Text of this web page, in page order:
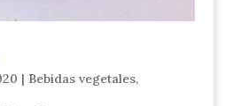
| Bebidas vegetales,